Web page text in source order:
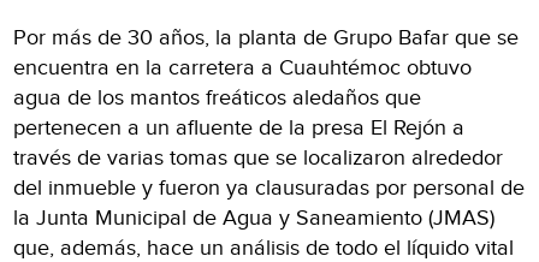
Por más de 30 años, la planta de Grupo Bafar que se
encuentra en la carretera a Cuauhtémoc obtuvo
agua de los mantos freáticos aledaños que
pertenecen a un afluente de la presa El Rejón a
través de varias tomas que se localizaron alrededor
del inmueble y fueron ya clausuradas por personal de
la Junta Municipal de Agua y Saneamiento (JMAS)
que, además, hace un análisis de todo el líquido vital